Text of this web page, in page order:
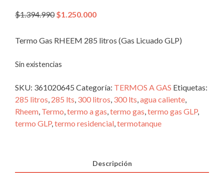
$1.394.990 El
era:
$1.250.000El
es:
Termo Gas RHEEM 285 litros (Gas Licuado GLP)
Sin existencias
SKU: 361020645 Categoría: TERMOS A GAS Etiquetas:
285 litros 285 lts 300 litros 300 lts agua caliente
Rheem Termo termo a gas termo gas termo gas GLP,
termo GLP, termo residencial termotanque
Descripción